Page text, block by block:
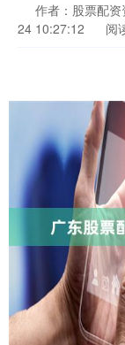
作者：股票配资
24 10:27:12
阅